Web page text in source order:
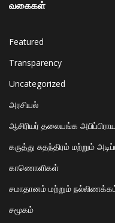
வகைகள்
Featured
Transparency
Uncategorized
அரசியல்
ஆசிரியர் தலையங்க
கருத்து சுதந்திரம் மற்றும்
காணொளிகள்
சமாதானம் மற்றும்
சமூகம்